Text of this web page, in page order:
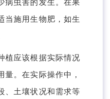
病虫害的发生。在果
当施用生物肥，如生
应该根据实际情况
量。在实际操作中，
、土壤状况和需求等